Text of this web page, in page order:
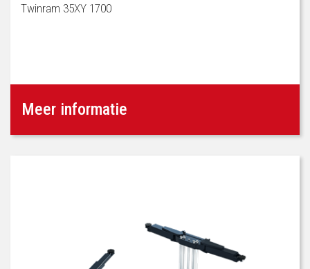
Twinram 35XY 1700
Meer informatie